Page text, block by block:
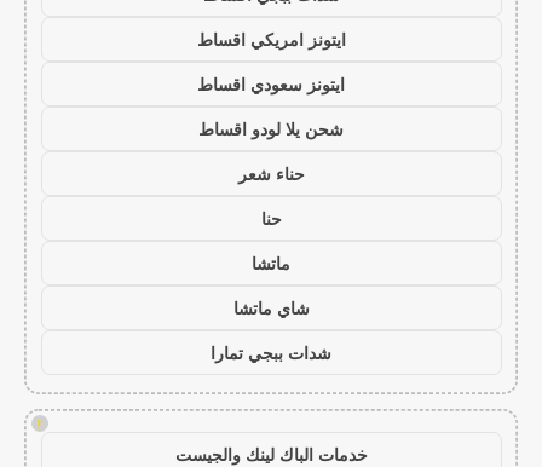
ايتونز امريكي اقساط
ايتونز سعودي اقساط
شحن يلا لودو اقساط
حناء شعر
حنا
ماتشا
شاي ماتشا
شدات ببجي تمارا
!
خدمات الباك لينك والجيست